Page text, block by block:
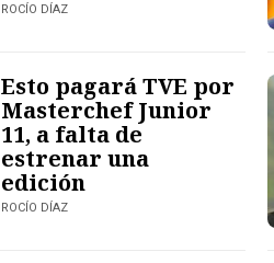
ROCÍO DÍAZ
Esto pagará TVE por
Masterchef Junior
11, a falta de
estrenar una
edición
ROCÍO DÍAZ